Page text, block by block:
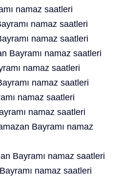
namaz saatleri
namaz saatleri
namaz saatleri
Bayramı namaz saatleri
namaz saatleri
namaz saatleri
namaz saatleri
namaz saatleri
Bayramı namaz
Bayramı namaz saatleri
namaz saatleri